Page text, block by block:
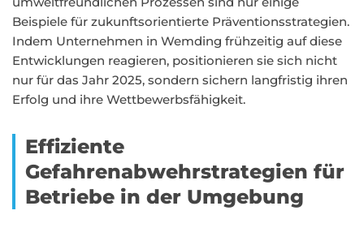
Beispiele für zukunftsorientierte Präventionsstrategien.
Indem Unternehmen in Wemding frühzeitig auf diese
Entwicklungen reagieren, positionieren sie sich nicht
nur für das Jahr 2025, sondern sichern langfristig ihren
Erfolg und ihre Wettbewerbsfähigkeit.
Effiziente
Gefahrenabwehrstrategien für
Betriebe in der Umgebung